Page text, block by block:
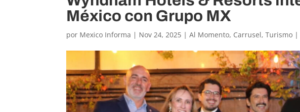
México con Grupo MX
por Mexico Informa | Nov 24, 2025 |Al Momento, Carrusel,Turismo